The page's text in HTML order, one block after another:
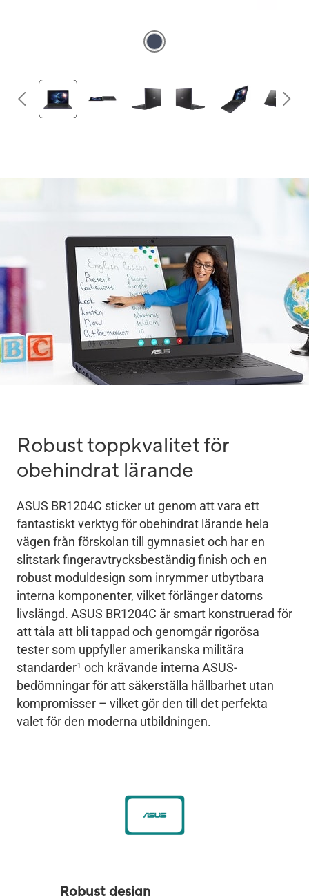
Robust toppkvalitet för
obehindrat lärande
ASUS BR1204C sticker ut genom att vara ett
fantastiskt verktyg för obehindrat lärande hela
vägen från förskolan till gymnasiet och har en
slitstark fingeravtrycksbeständig finish och en
robust moduldesign som inrymmer utbytbara
interna komponenter, vilket förlänger datorns
livslängd. ASUS BR1204C är smart konstruerad för
att tåla att bli tappad och genomgår rigorösa
tester som uppfyller amerikanska militära
standarder1 och krävande interna ASUS-
bedömningar för att säkerställa hållbarhet utan
kompromisser – vilket gör den till det perfekta
valet för den moderna utbildningen.
Robust design